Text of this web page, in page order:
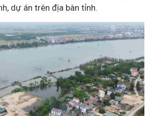
dự án trên địa bàn tỉnh.